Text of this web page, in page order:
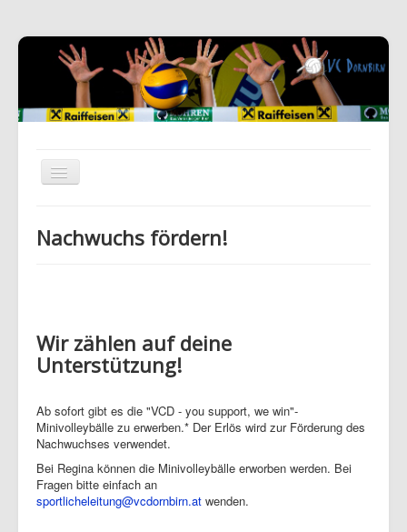
Nachwuchs fördern!
Wir zählen auf deine
Unterstützung!
Ab sofort gibt es die "VCD - you support, we win"-
Minivolleybälle zu erwerben.* Der Erlös wird zur Förderung des
Nachwuchses verwendet.
Bei Regina können die Minivolleybälle erworben werden. Bei
Fragen bitte einfach an
sportlicheleitung@vcdornbirn.at wenden.